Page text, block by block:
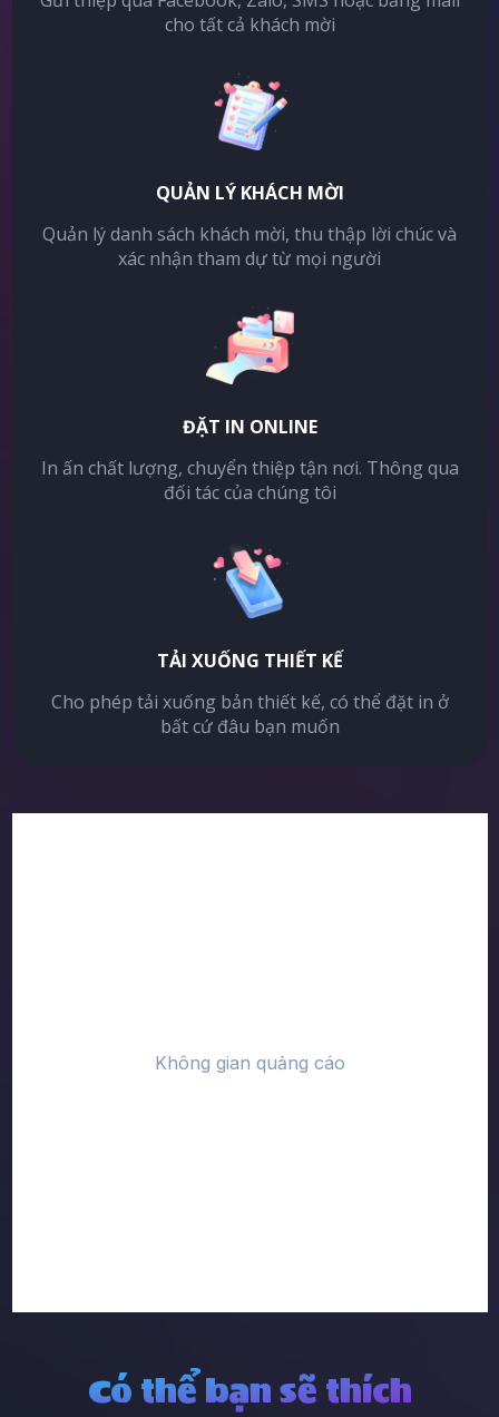
cho tất cả khách mời
QUẢN LÝ KHÁCH MỜI
Quản lý danh sách khách mời, thu thập lời chúc và
xác nhận tham dự từ mọi người
ĐẶT IN ONLINE
In ấn chất lượng, chuyển thiệp tận nơi. Thông qua
đối tác của chúng tôi
TẢI XUỐNG THIẾT KẾ
Cho phép tải xuống bản thiết kế, có thể đặt in ở
bất cứ đâu bạn muốn
Có thể bạn sẽ thích